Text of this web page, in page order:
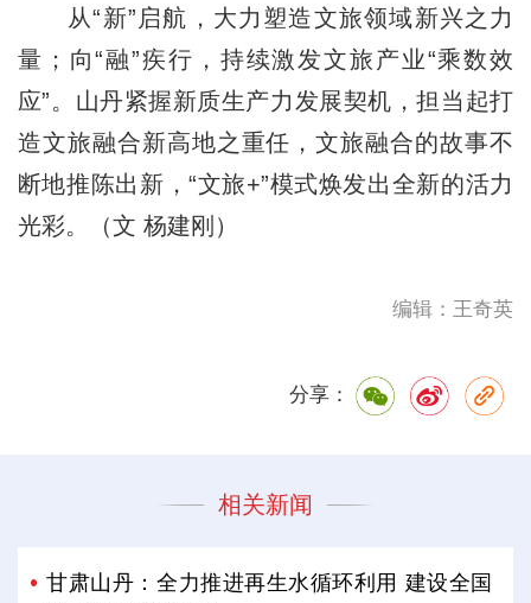
从“新”启航，大力塑造文旅领域新兴之力
量；向“融”疾行，持续激发文旅产业“乘数效
应”。山丹紧握新质生产力发展契机，担当起打
造文旅融合新高地之重任，文旅融合的故事不
断地推陈出新，“文旅+”模式焕发出全新的活力
光彩。（文 杨建刚）
编辑：王奇英
分享：
相关新闻
甘肃山丹：全力推进再生水循环利用 建设全国